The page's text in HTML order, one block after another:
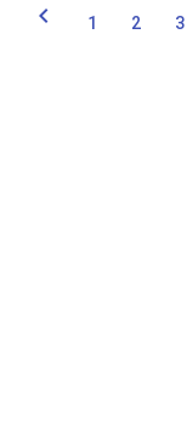
 1 2 3